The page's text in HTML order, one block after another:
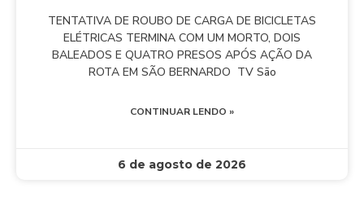
TENTATIVA DE ROUBO DE CARGA DE BICICLETAS
ELÉTRICAS TERMINA COM UM MORTO, DOIS
BALEADOS E QUATRO PRESOS APÓS AÇÃO DA
ROTA EM SÃO BERNARDO TV São
CONTINUAR LENDO »
6 de agosto de 2026